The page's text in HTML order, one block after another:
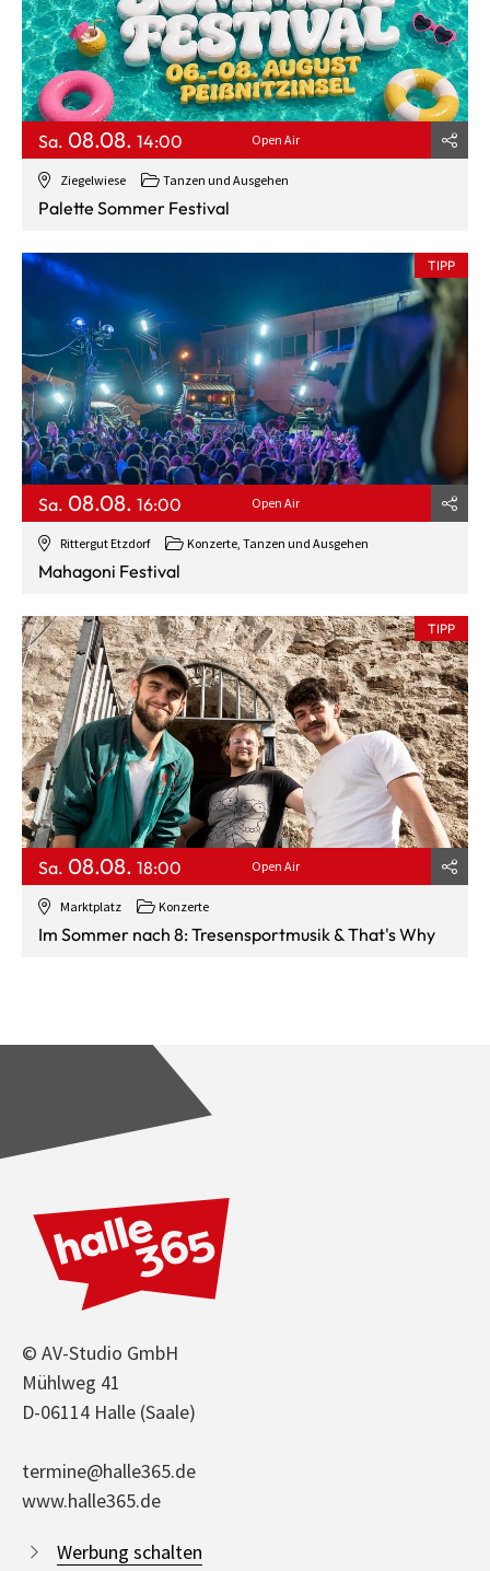
Ziegelwiese Tanzen und Ausgehen
Sa. 08.08. 14:00 Open Air
Palette Sommer Festival
Rittergut Etzdorf Konzerte, Tanzen und Ausgehen
TIPP
Sa. 08.08. 16:00 Open Air
Mahagoni Festival
Marktplatz Konzerte
TIPP
Sa. 08.08. 18:00 Open Air
Im Sommer nach 8: Tresensportmusik & That's Why
© AV-Studio GmbH
Mühlweg 41
D-06114 Halle (Saale)
termine@halle365.de
www.halle365.de
Werbung schalten